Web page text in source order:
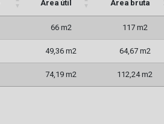
Área útil Área bruta
66 m2 117 m2
49,36 m2 64,67 m2
74,19 m2 112,24 m2